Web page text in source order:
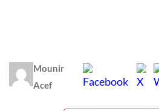
Mounir
Acef